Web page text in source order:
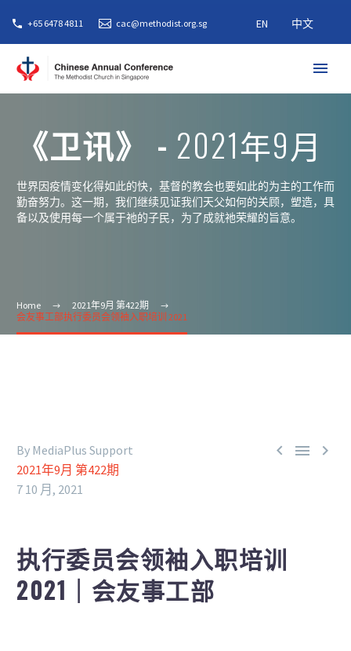
+65 6478 4811 cac@methodist.org.sg EN 中文
《卫讯》 - 2021年9月
世界因疫情变化得如此的快，基督的教会也要如此的为主的工作而
勤奋努力。这一期，我们继续见证我们天父如何的关顾，塑造，具
备以及使用每一个属于祂的子民，为了成就祂荣耀的旨意。
Home
2021年9月 第422期
会友事工部执行委员会领袖入职培训 2021
  
By MediaPlus Support
2021年9月 第422期
7 10 月, 2021
执行委员会领袖入职培训
2021｜会友事工部